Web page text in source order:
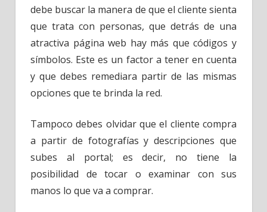
debe buscar la manera de que el cliente sienta
que trata con personas, que detrás de una
atractiva página web hay más que códigos y
símbolos. Este es un factor a tener en cuenta
y que debes remediara partir de las mismas
opciones que te brinda la red.
Tampoco debes olvidar que el cliente compra
a partir de fotografías y descripciones que
subes al portal; es decir, no tiene la
posibilidad de tocar o examinar con sus
manos lo que va a comprar.